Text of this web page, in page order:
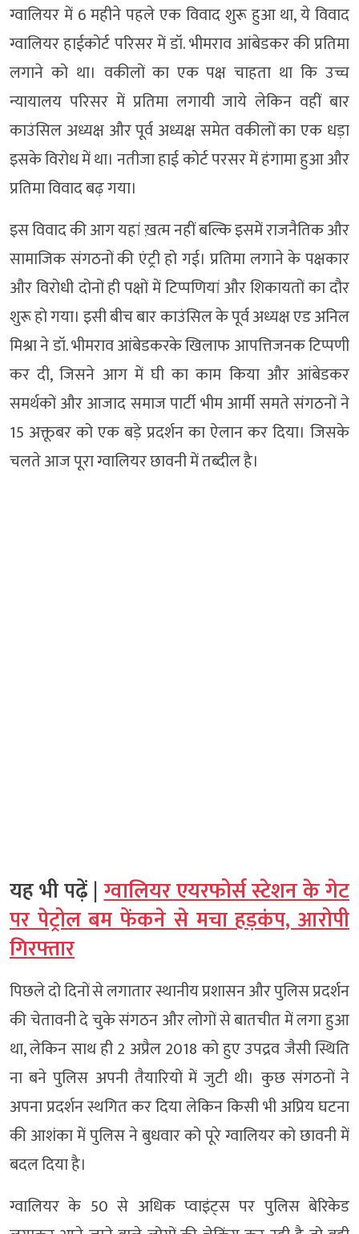
ग्वालियर में 6 महीने पहले एक विवाद शुरू हुआ था, ये विवाद
ग्वालियर हाईकोर्ट परिसर में डॉ. भीमराव आंबेडकर की प्रतिमा
लगाने को था। वकीलों का एक पक्ष चाहता था कि उच्च
न्यायालय परिसर में प्रतिमा लगायी जाये लेकिन वहीं बार
काउंसिल अध्यक्ष और पूर्व अध्यक्ष समेत वकीलों का एक धड़ा
इसके विरोध में था। नतीजा हाई कोर्ट परसर में हंगामा हुआ और
प्रतिमा विवाद बढ़ गया।
इस विवाद की आग यहां ख़त्म नहीं बल्कि इसमें राजनैतिक और
सामाजिक संगठनों की एंट्री हो गई। प्रतिमा लगाने के पक्षकार
और विरोधी दोनों ही पक्षों में टिप्पणियां और शिकायतों का दौर
शुरू हो गया। इसी बीच बार काउंसिल के पूर्व अध्यक्ष एड अनिल
मिश्रा ने डॉ. भीमराव आंबेडकरके खिलाफ आपत्तिजनक टिप्पणी
कर दी, जिसने आग में घी का काम किया और आंबेडकर
समर्थकों और आजाद समाज पार्टी भीम आर्मी समते संगठनों ने
15 अक्तूबर को एक बड़े प्रदर्शन का ऐलान कर दिया। जिसके
चलते आज पूरा ग्वालियर छावनी में तब्दील है।
यह भी पढ़ें |ग्वालियर एयरफोर्स स्टेशन के गेट
पर पेट्रोल बम फेंकने से मचा हड़कंप, आरोपी
गिरफ्तार
पिछले दो दिनों से लगातार स्थानीय प्रशासन और पुलिस प्रदर्शन
की चेतावनी दे चुके संगठन और लोगों से बातचीत में लगा हुआ
था, लेकिन साथ ही 2 अप्रैल 2018 को हुए उपद्रव जैसी स्थिति
ना बने पुलिस अपनी तैयारियों में जुटी थी। कुछ संगठनों ने
अपना प्रदर्शन स्थगित कर दिया लेकिन किसी भी अप्रिय घटना
की आशंका में पुलिस ने बुधवार को पूरे ग्वालियर को छावनी में
बदल दिया है।
ग्वालियर के 50 से अधिक प्वाइंट्स पर पुलिस बेरिकेड